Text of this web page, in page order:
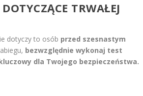
TRWAŁEJ
dotyczy to osób przed szesnastym
bezwzględnie wykonaj test
dla Twojego bezpieczeństwa.